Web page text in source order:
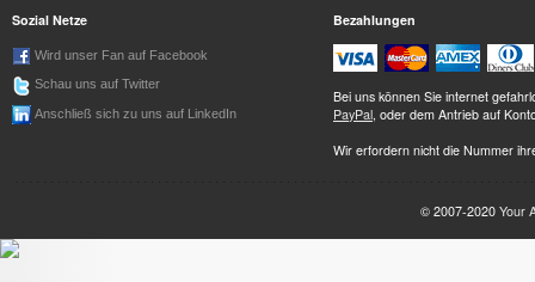
Sozial Netze
Wird unser Fan auf Facebook
Schau uns auf Twitter
Anschließ sich zu uns auf LinkedIn
Bezahlungen
Bei uns können Sie internet
PayPal, oder dem Antrieb auf
Wir erfordern nicht die Nummer
© 2007-2020 Your